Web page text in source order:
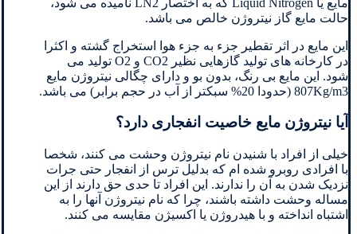
مایع یا Liquid Nitrogen که به اختصار LN2 نامیده می شود،
حالت مایع گاز نیتروژن خالص می باشد.
این مایع در اثر تقطیر جزء به جزء هوا استخراج گشته و اکثرا
در کارخانه های تولید گازهایی نظیر CO2 و O2 تولید می
شود. این مایع بی رنگ، بدون بو و دارای چگالی نیتروژن مایع
807Kg/m3 (حدودا 20% سبکتر از آب در حجم برابر) می باشد.
آیا نیتروژن مایع خاصیت انفجاری دارد؟
خیلی از افراد با شنیدن نام نیتروژن وحشت می کنند، شخصا
با افرادی روبرو شده ام که بدلیل ترس از انفجار حتی جرات
نزدیک شدن به آن را ندارند. این افراد تا حدی حق دارند از این
مساله وحشت داشته باشند، چرا که نام نیتروژن آنها را به
اشتباه انداخته و با هیدروژن یا اکسیژن مقایسه می کنند.